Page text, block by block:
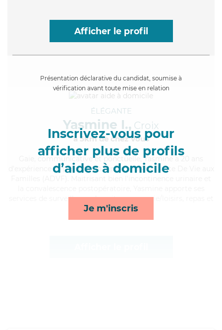
Afficher le profil
Présentation déclarative du candidat, soumise à
vérification avant toute mise en relation
Inscrivez-vous pour
afficher plus de profils
d’aides à domicile
Je m'inscris
ÉLÉGANTE
Yasmine I., Croix
à 5km de chez Vous
, communicative et ponctuelle, Yasmine a 20 ans
d'expérience et possède un diplôme d'Assistante De Vie aux
services de surveillance de nuit, compagnie/loisirs, repas et
rappels*